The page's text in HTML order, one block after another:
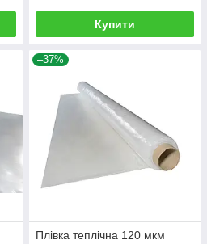
Купити
–37%
Плівка теплічна 120 мкм